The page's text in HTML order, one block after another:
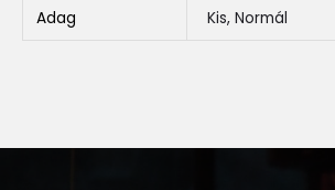
Adag Kis, Normál